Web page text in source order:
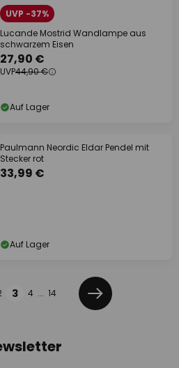
UVP -37%
Lucande Mostrid Wandlampe aus
schwarzem Eisen
27,90 €
UVP44,90 €
Auf Lager
Paulmann Neordic Eldar Pendel mit
Stecker rot
33,99 €
Auf Lager
3 4 ... 14
Weiter